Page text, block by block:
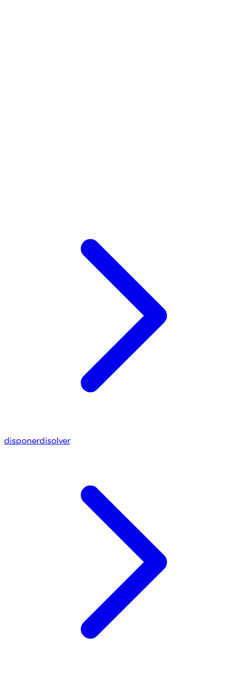
disponerdisolver